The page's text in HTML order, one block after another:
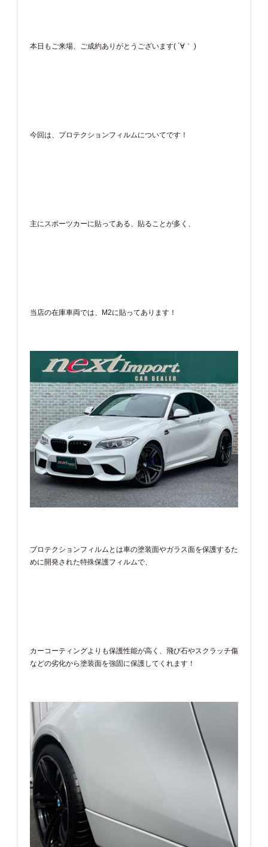
本日もご来場、ご成約ありがとうございます( ´∀｀ )
今回は、プロテクションフィルムについてです！
主にスポーツカーに貼ってある、貼ることが多く、
当店の在庫車両では、M2に貼ってあります！
プロテクションフィルムとは車の塗装面やガラス面を保護するた
めに開発された特殊保護フィルムで、
カーコーティングよりも保護性能が高く、飛び石やスクラッチ傷
などの劣化から塗装面を強固に保護してくれます！